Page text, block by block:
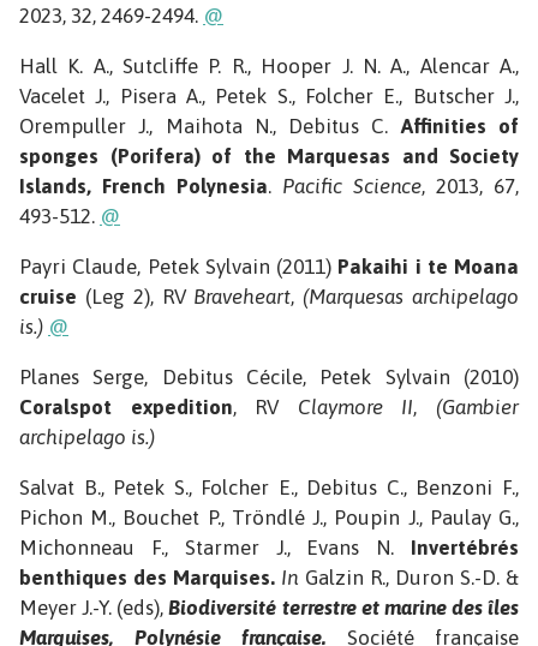
2023, 32, 2469-2494. @
Hall K. A., Sutcliffe P. R., Hooper J. N. A., Alencar A.,
Vacelet J., Pisera A., Petek S., Folcher E., Butscher J.,
Orempuller J., Maihota N., Debitus C.Affinities of
sponges (Porifera) of the Marquesas and Society
Islands, French Polynesia. Pacific Science, 2013, 67,
493-512. @
Payri Claude, Petek Sylvain (2011) Pakaihi i te Moana
cruise (Leg 2), RV Braveheart, (Marquesas archipelago
is.) @
Planes Serge, Debitus Cécile, Petek Sylvain (2010)
Coralspot expedition, RV Claymore II, (Gambier
archipelago is.)
Salvat B., Petek S., Folcher E., Debitus C., Benzoni F.,
Pichon M., Bouchet P., Tröndlé J., Poupin J., Paulay G.,
Michonneau F., Starmer J., Evans N. Invertébrés
benthiques des Marquises. In Galzin R., Duron S.-D. &
Meyer J.-Y. (eds),Biodiversité terrestre et marine des îles
Marquises, Polynésie française.
Société française